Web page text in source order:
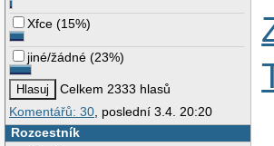
Xfce (15%)
jiné/žádné (23%)
Celkem 2333 hlasů
Komentářů: 30, poslední 3.4. 20:20
Rozcestník